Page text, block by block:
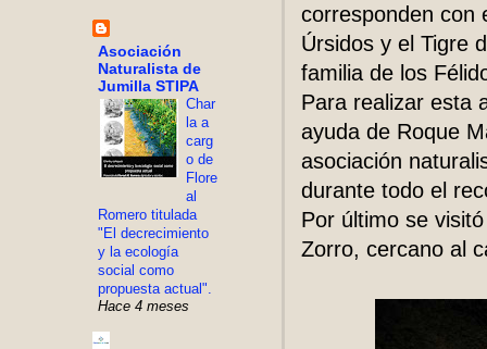
corresponden con
Úrsidos y el Tigre
familia de los
Para realizar esta
ayuda de Roque
asociación
durante todo el
Por último se
Zorro, cercano al
Asociación
Naturalista de
Jumilla STIPA
Char
la a
carg
o de
Flore
al
Romero titulada
"El decrecimiento
y la ecología
social como
propuesta actual".
Hace 4 meses